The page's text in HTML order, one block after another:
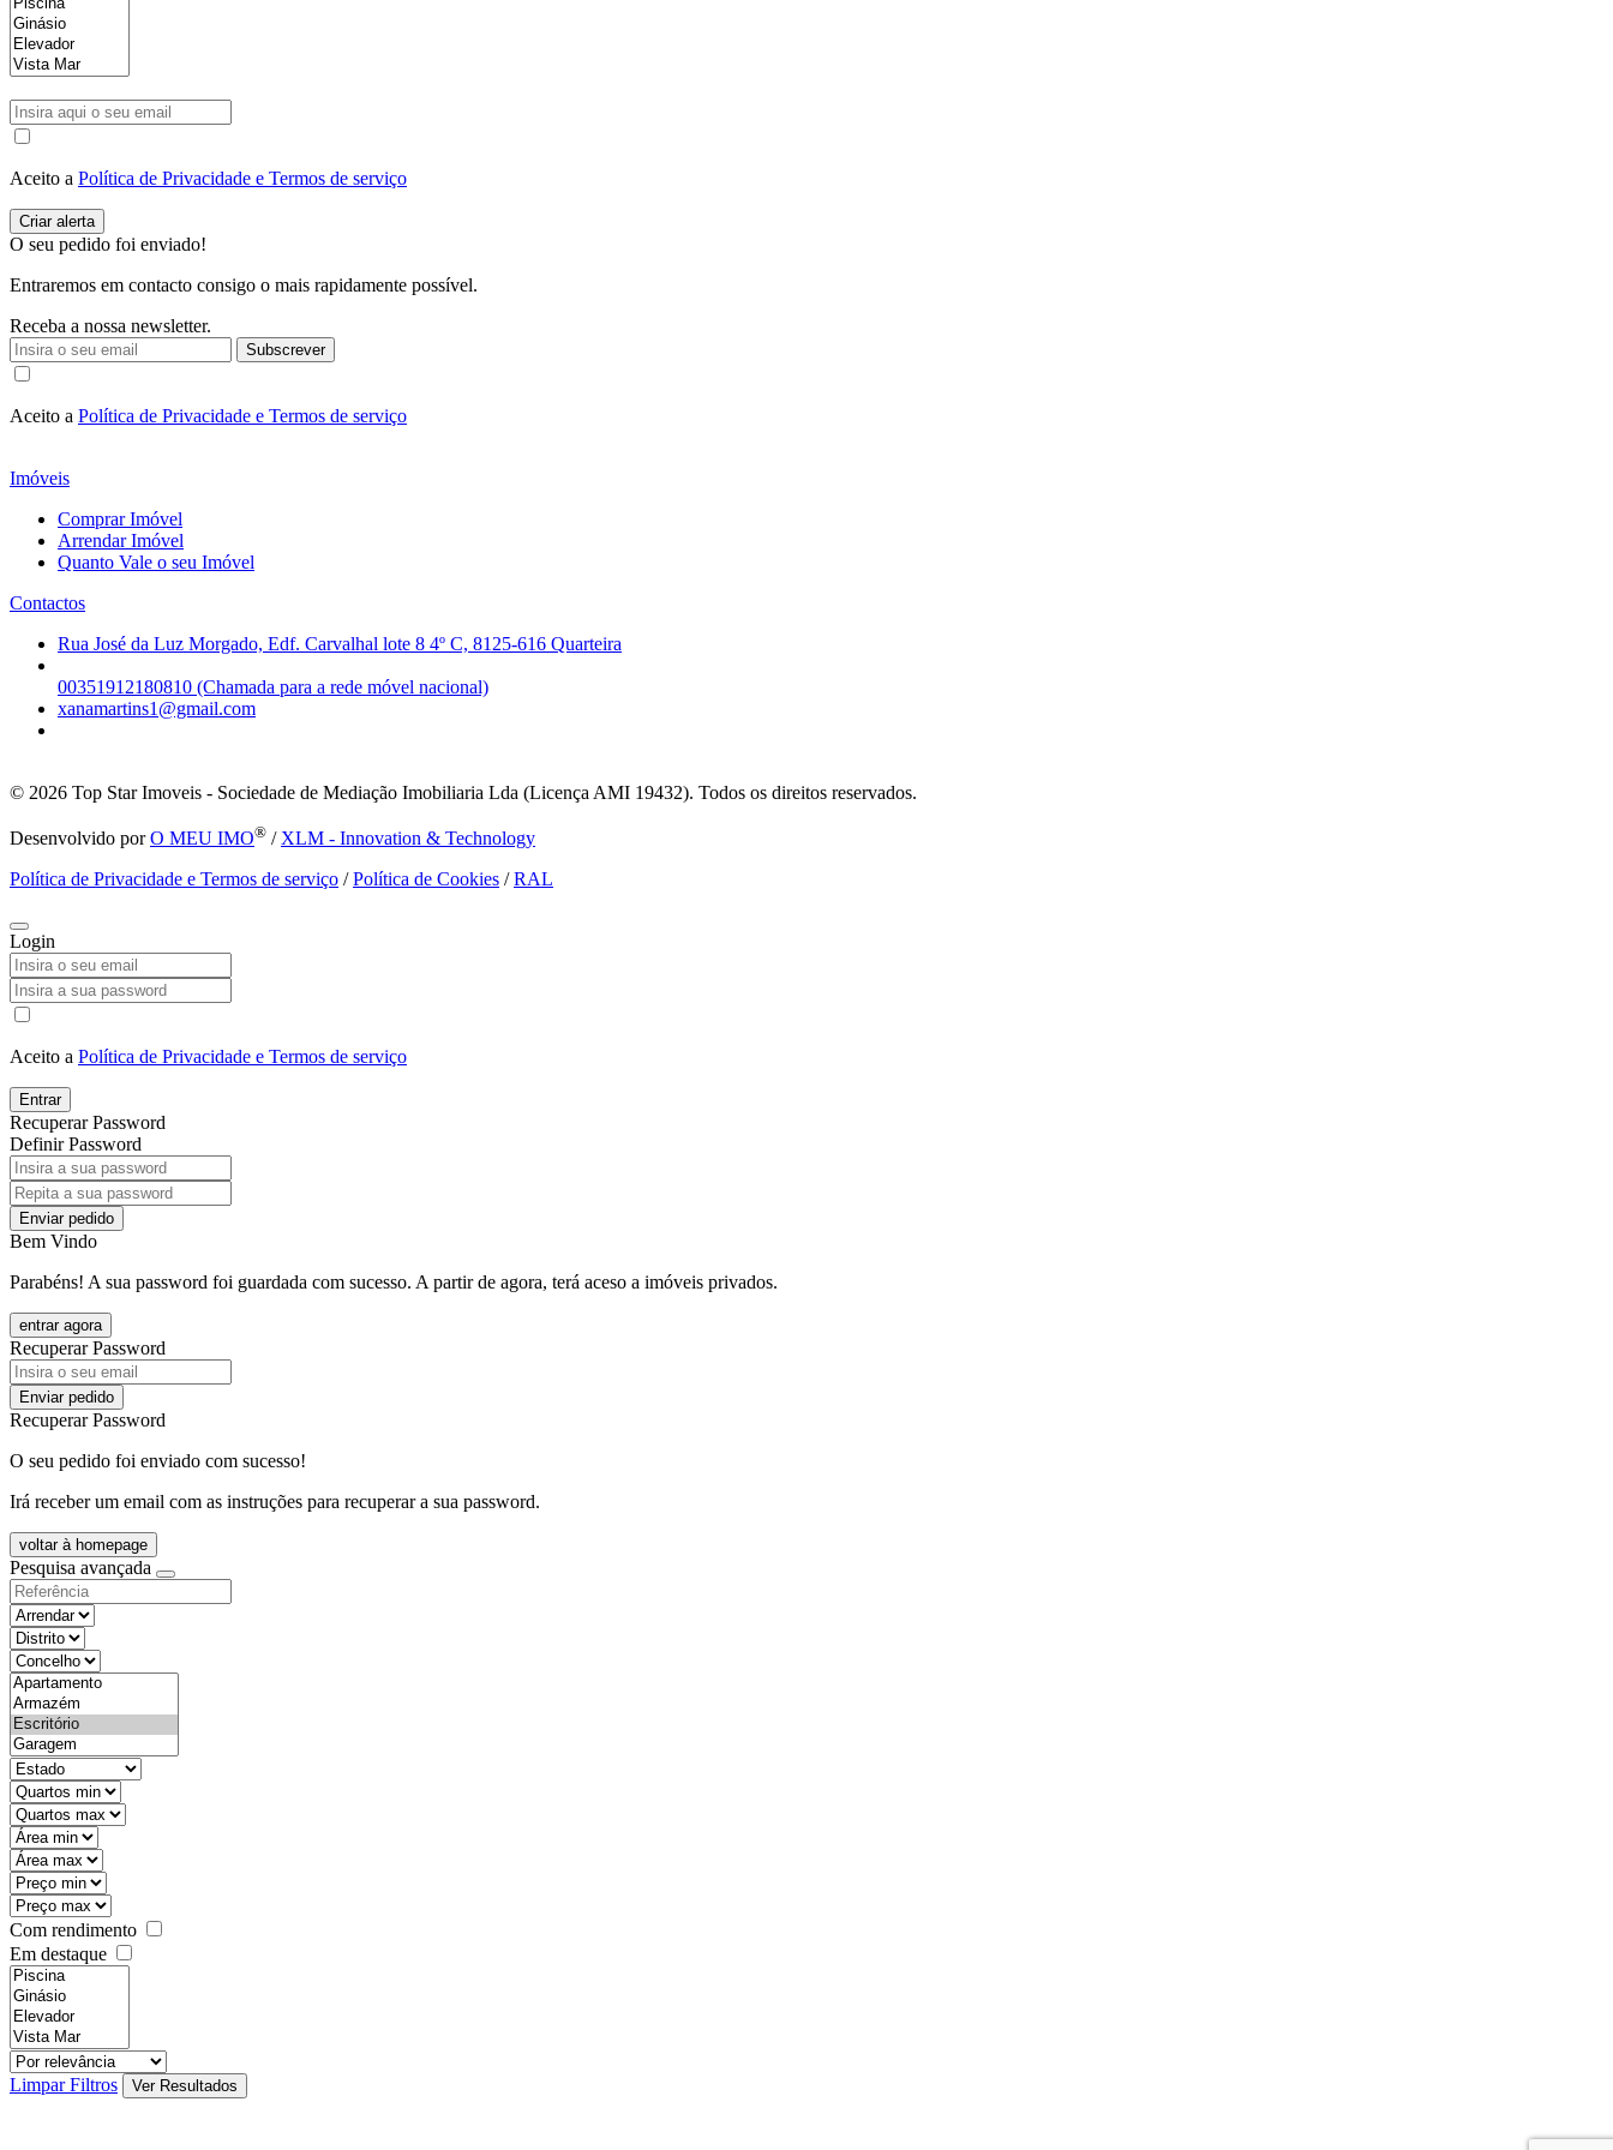
Aceito a Política de Privacidade e Termos de serviço
O seu pedido foi enviado!
Entraremos em contacto consigo o mais rapidamente possível.
Receba a nossa newsletter.
Subscrever
Aceito a Política de Privacidade e Termos de serviço
Imóveis
Comprar Imóvel
Arrendar Imóvel
Quanto Vale o seu Imóvel
Contactos
Rua José da Luz Morgado, Edf. Carvalhal lote 8 4º C, 8125-616 Quarteira
00351912180810 (Chamada para a rede móvel nacional)
xanamartins1@gmail.com
© 2026 Top Star Imoveis - Sociedade de Mediação Imobiliaria Lda (Licença AMI 19432). Todos os direitos reservados.
Desenvolvido porO MEU IMO® / XLM - Innovation & Technology
Política de Privacidade e Termos de serviço /Política de Cookies /RAL
Login
Aceito a Política de Privacidade e Termos de serviço
Entrar
Recuperar Password
Definir Password
Enviar pedido
Bem Vindo
Parabéns! A sua password foi guardada com sucesso. A partir de agora, terá aceso a imóveis privados.
entrar agora
Recuperar Password
Enviar pedido
Recuperar Password
O seu pedido foi enviado com sucesso!
Irá receber um email com as instruções para recuperar a sua password.
voltar à homepage
Pesquisa avançada
objective
districtId
countyId
types
state
mintypo
maxtypo
minarea
maxarea
minprice
maxprice
Com rendimento
Em destaque
features
realestateOrder
Limpar Filtros
Ver Resultados